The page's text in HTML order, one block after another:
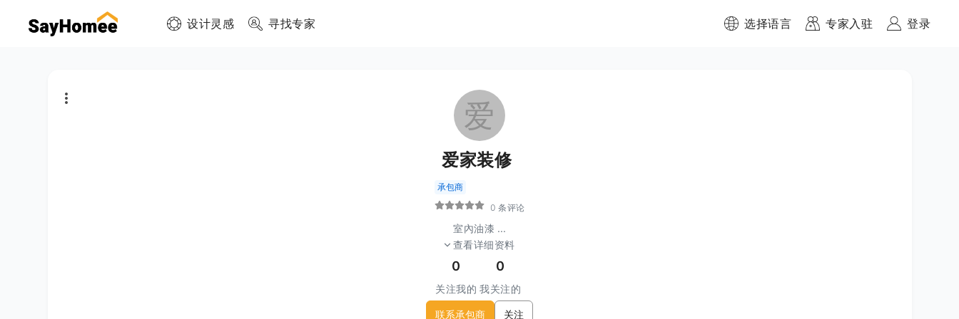
设计灵感 寻找专家 选择语言 专家入驻 登录
爱
爱家装修
承包商
0 条评论
室內油漆 ...
查看详细资料
0
关注我的
0
我关注的
联系承包商 关注